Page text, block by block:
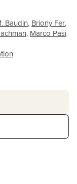
Baudin, Briony Fer,
, Marco Pasi